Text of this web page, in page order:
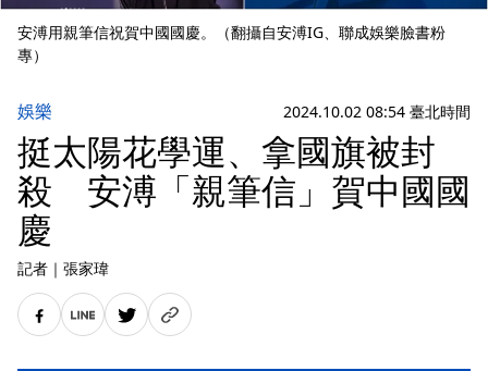
安溥用親筆信祝賀中國國慶。（翻攝自安溥IG、聯成娛樂臉書粉
專）
娛樂 2024.10.02 08:54 臺北時間
挺太陽花學運、拿國旗被封
殺 安溥「親筆信」賀中國國
慶
記者 ｜ 張家瑋